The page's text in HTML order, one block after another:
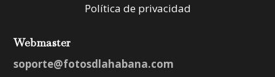
Política de privacidad
Webmaster
soporte@fotosdlahabana.com